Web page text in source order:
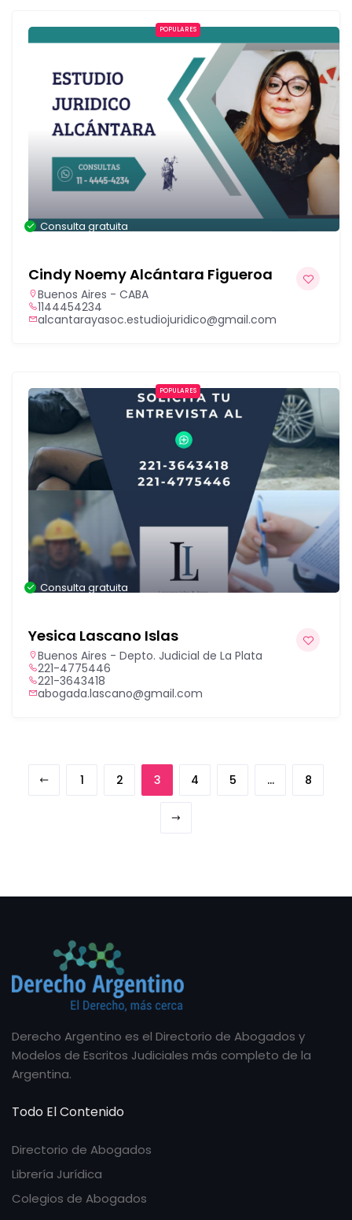
POPULARES
Consulta gratuita
Cindy Noemy Alcántara Figueroa
Buenos Aires - CABA
1144454234
alcantarayasoc.estudiojuridico@gmail.com
POPULARES
Consulta gratuita
Yesica Lascano Islas
Buenos Aires - Depto. Judicial de La Plata
221-4775446
221-3643418
abogada.lascano@gmail.com
1 2 3 4 5 … 8
Derecho Argentino es el Directorio de Abogados y
Modelos de Escritos Judiciales más completo de la
Argentina.
Todo El Contenido
Directorio de Abogados
Librería Jurídica
Colegios de Abogados